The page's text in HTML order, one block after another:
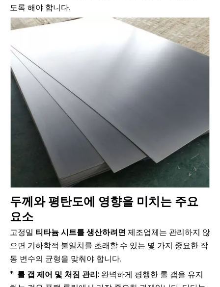
도록 해야 합니다.
두께와 평탄도에 영향을 미치는 주요
요소
고정밀 티타늄 시트를 생산하려면 제조업체는 관리하지 않
으면 기하학적 불일치를 초래할 수 있는 몇 가지 중요한 작
동 변수의 균형을 맞춰야 합니다.
* 롤 갭 제어 및 처짐 관리: 완벽하게 평행한 롤 갭을 유지